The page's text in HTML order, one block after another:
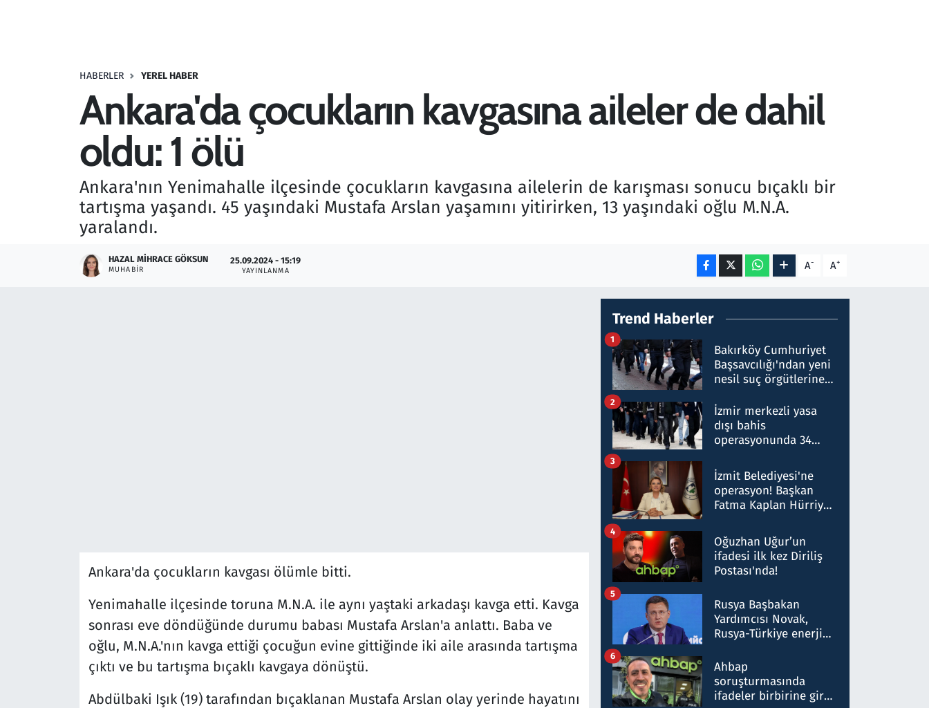
HABERLER YEREL HABER
Ankara'da çocukların kavgasına aileler de dahil
oldu: 1 ölü
Ankara'nın Yenimahalle ilçesinde çocukların kavgasına ailelerin de karışması sonucu bıçaklı bir
tartışma yaşandı. 45 yaşındaki Mustafa Arslan yaşamını yitirirken, 13 yaşındaki oğlu M.N.A.
yaralandı.
HAZAL MIHRACE GÖKSUN
MUHABIR
25.09.2024 - 15:19
YAYINLANMA A- A+
Ankara'da çocukların kavgası ölümle bitti.
Yenimahalle ilçesinde toruna M.N.A. ile aynı yaştaki arkadaşı kavga etti. Kavga
sonrası eve döndüğünde durumu babası Mustafa Arslan'a anlattı. Baba ve
oğlu, M.N.A.'nın kavga ettiği çocuğun evine gittiğinde iki aile arasında tartışma
çıktı ve bu tartışma bıçaklı kavgaya dönüştü.
Abdülbaki Işık (19) tarafından bıçaklanan Mustafa Arslan olay yerinde hayatını
Trend Haberler
Bakırköy Cumhuriyet
Başsavcılığı'ndan yeni
nesil suç örgütlerine
hakkında gözaltı kararı
1
İzmir merkezli yasa
dışı bahis
operasyonunda 34
Milyar liralık para
trafiği tespit edildi
2
İzmit Belediyesi'ne
operasyon! Başkan
Fatma Kaplan Hürriyet
3
Oğuzhan Uğur’un
ifadesi ilk kez Diriliş
Postası'nda!
4
Rusya Başbakan
Yardımcısı Novak,
Rusya-Türkiye enerji
nitelikte olduğunu
belirtti
5
Ahbap
soruşturmasında
ifadeler birbirine girdi:
6
Savunma Sanayi
Televizyon